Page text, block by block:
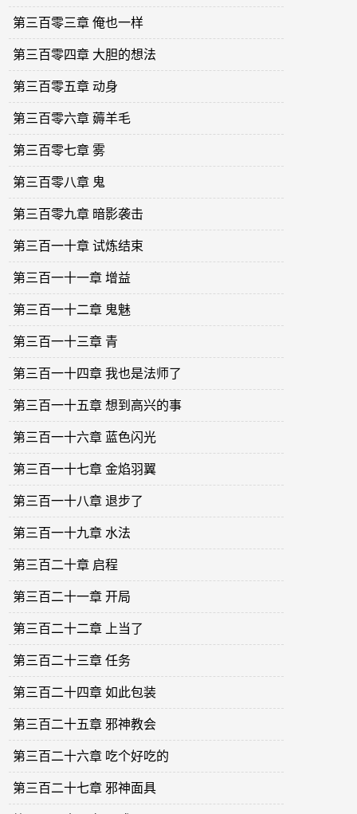
第三百零三章 俺也一样
第三百零四章 大胆的想法
第三百零五章 动身
第三百零六章 薅羊毛
第三百零七章 雾
第三百零八章 鬼
第三百零九章 暗影袭击
第三百一十章 试炼结束
第三百一十一章 增益
第三百一十二章 鬼魅
第三百一十三章 青
第三百一十四章 我也是法师了
第三百一十五章 想到高兴的事
第三百一十六章 蓝色闪光
第三百一十七章 金焰羽翼
第三百一十八章 退步了
第三百一十九章 水法
第三百二十章 启程
第三百二十一章 开局
第三百二十二章 上当了
第三百二十三章 任务
第三百二十四章 如此包装
第三百二十五章 邪神教会
第三百二十六章 吃个好吃的
第三百二十七章 邪神面具